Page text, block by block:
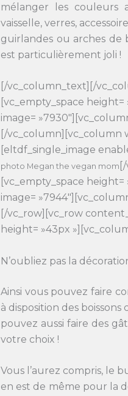
mélanger les couleurs
vaisselle, verres,
guirlandes ou arches de
est particulièrement joli !
[/vc_column_text][/
[vc_empty_space
image=
[/vc_column][vc_column
[eltdf_single_image
photo Megan the vegan mom
[vc_empty_space
image=
[/vc_row][vc_row
height= »43px
N’oubliez pas la
Ainsi vous pouvez faire
à disposition des
pouvez aussi faire des
votre choix !
Vous l’aurez compris, le
en est de même pour la